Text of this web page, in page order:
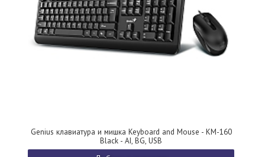
Genius клавиатура и мишка Keyboard and Mouse - KM-160
Black - AI, BG, USB